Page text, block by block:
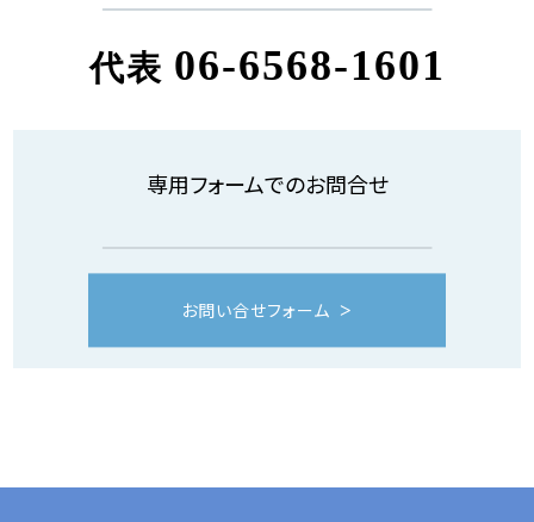
代表 06-6568-1601
専用フォームでのお問合せ
お問い合せフォーム